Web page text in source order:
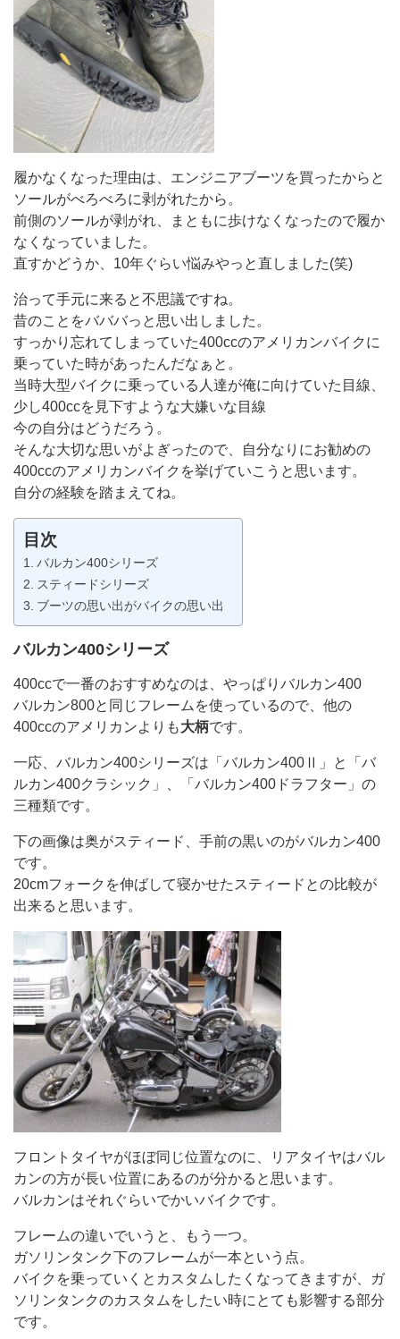
履かなくなった理由は、エンジニアブーツを買ったからと
ソールがべろべろに剥がれたから。
前側のソールが剥がれ、まともに歩けなくなったので履か
なくなっていました。
直すかどうか、10年ぐらい悩みやっと直しました(笑)
治って手元に来ると不思議ですね。
昔のことをバババっと思い出しました。
すっかり忘れてしまっていた400ccのアメリカンバイクに
乗っていた時があったんだなぁと。
当時大型バイクに乗っている人達が俺に向けていた目線、
少し400ccを見下すような大嫌いな目線
今の自分はどうだろう。
そんな大切な思いがよぎったので、自分なりにお勧めの
400ccのアメリカンバイクを挙げていこうと思います。
自分の経験を踏まえてね。
目次
バルカン400シリーズ
スティードシリーズ
ブーツの思い出がバイクの思い出
バルカン400シリーズ
400ccで一番のおすすめなのは、やっぱりバルカン400
バルカン800と同じフレームを使っているので、他の
400ccのアメリカンよりも大柄です。
一応、バルカン400シリーズは「バルカン400Ⅱ」と「バ
ルカン400クラシック」、「バルカン400ドラフター」の
三種類です。
下の画像は奥がスティード、手前の黒いのがバルカン400
です。
20cmフォークを伸ばして寝かせたスティードとの比較が
出来ると思います。
フロントタイヤがほぼ同じ位置なのに、リアタイヤはバル
カンの方が長い位置にあるのが分かると思います。
バルカンはそれぐらいでかいバイクです。
フレームの違いでいうと、もう一つ。
ガソリンタンク下のフレームが一本という点。
バイクを乗っていくとカスタムしたくなってきますが、ガ
ソリンタンクのカスタムをしたい時にとても影響する部分
です。